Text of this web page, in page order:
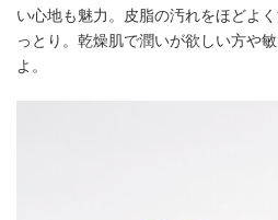
い心地も魅力。皮脂の汚れをほどよ
っとり。乾燥肌で潤いが欲しい方や
よ。